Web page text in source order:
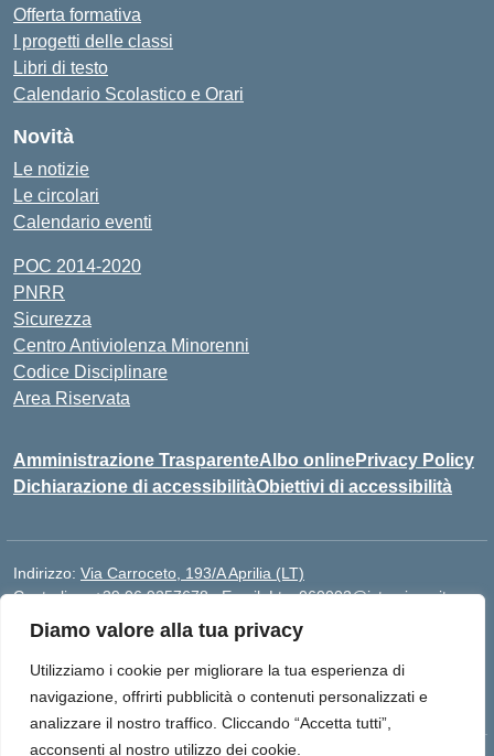
Diamo valore alla tua privacy
Utilizziamo i cookie per migliorare la tua esperienza di
navigazione, offrirti pubblicità o contenuti personalizzati e
analizzare il nostro traffico. Cliccando “Accetta tutti”,
acconsenti al nostro utilizzo dei cookie.
Offerta formativa
I progetti delle classi
Libri di testo
Calendario Scolastico e Orari
Novità
Le notizie
Le circolari
Calendario eventi
POC 2014-2020
PNRR
Sicurezza
Centro Antiviolenza Minorenni
Codice Disciplinare
Area Riservata
Amministrazione TrasparenteAlbo onlinePrivacy Policy
Dichiarazione di accessibilitàObiettivi di accessibilità
Indirizzo: Via Carroceto, 193/A Aprilia (LT)
Centralino:+39 06 9257678 Email:Ltps060002@istruzione.it
Posta elettronica certificata (PEC):Ltps060002@pec.istruzione.it
Codice meccanografico:
LTPS060002